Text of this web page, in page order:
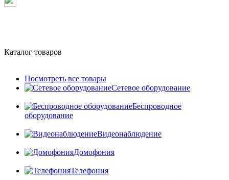
Каталог товаров
Посмотреть все товары
Сетевое оборудование
Беспроводное
оборудование
Видеонаблюдение
Домофония
Телефония